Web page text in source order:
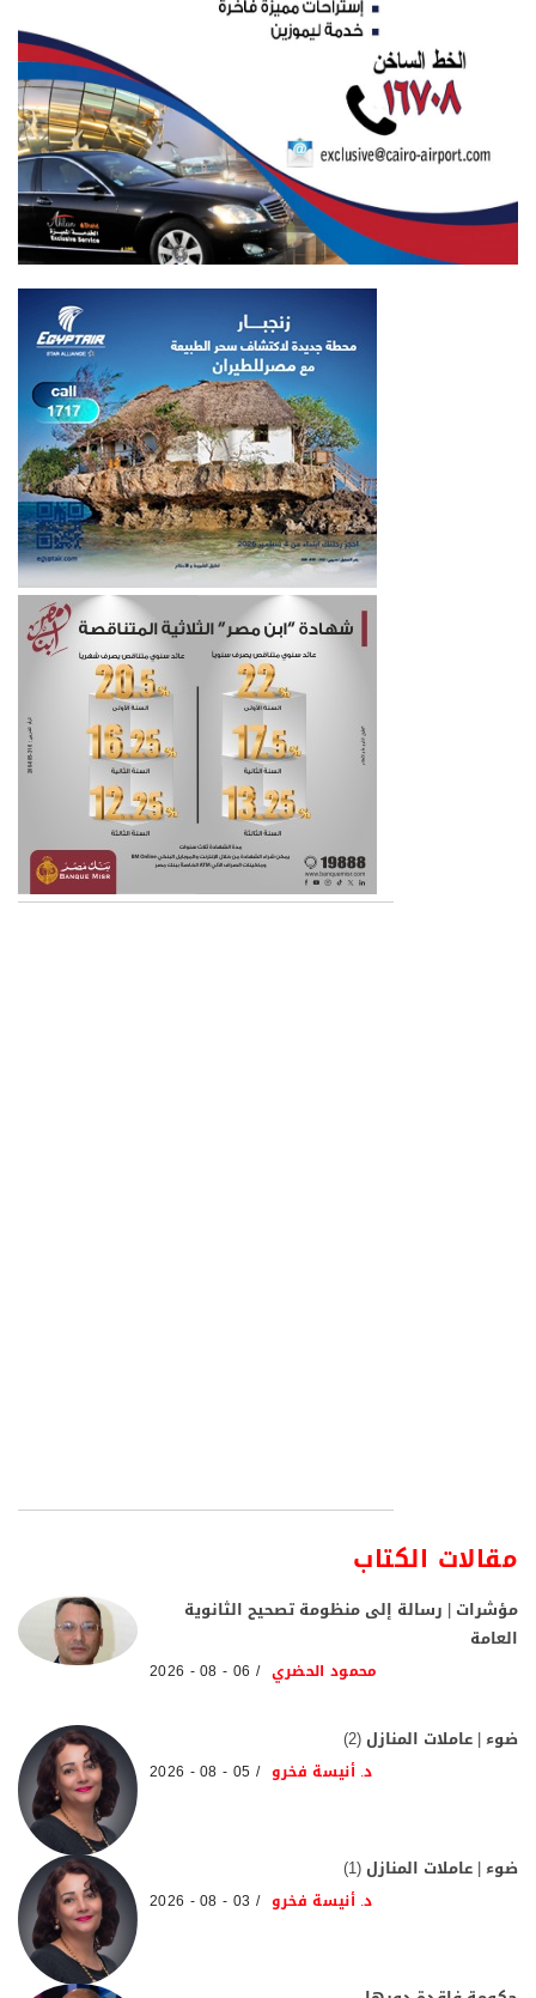
مقالات الكتاب
مؤشرات | رسالة إلى منظومة تصحيح الثانوية
العامة
محمود الحضري 06 - 08 - 2026
ضوء | عاملات المنازل (2)
د. أنيسة فخرو 05 - 08 - 2026
ضوء | عاملات المنازل (1)
د. أنيسة فخرو 03 - 08 - 2026